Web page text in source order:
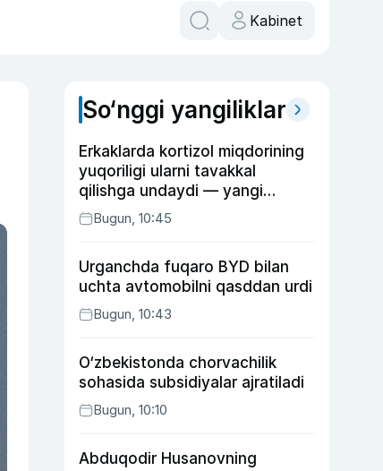
Kabinet
So‘nggi yangiliklar
Erkaklarda kortizol miqdorining
yuqoriligi ularni tavakkal
qilishga undaydi — yangi
tadqiqot
Bugun, 10:45
Urganchda fuqaro BYD bilan
uchta avtomobilni qasddan urdi
Bugun, 10:43
O‘zbekistonda chorvachilik
sohasida subsidiyalar ajratiladi
Bugun, 10:10
Abduqodir Husanovning